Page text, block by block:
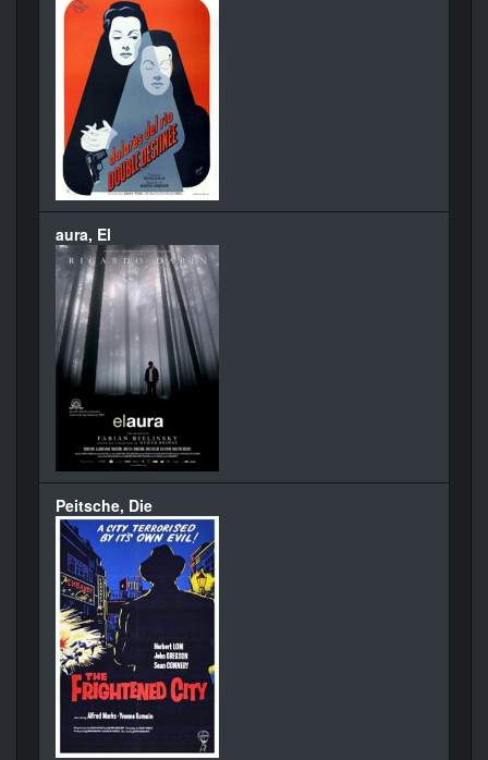
aura, El
Peitsche, Die